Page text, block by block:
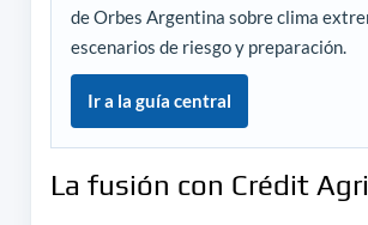
de Orbes Argentina sobre clima
escenarios de riesgo y preparación.
Ir a la guía central
La fusión con Crédit